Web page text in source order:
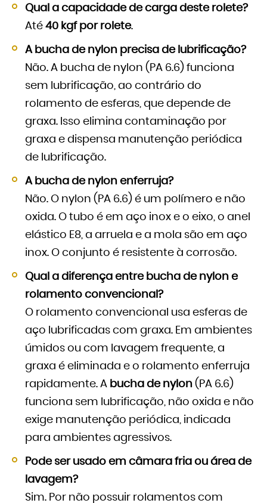
Qual a capacidade de carga deste rolete?
Até 40 kgf por rolete.
A bucha de nylon precisa de lubrificação?
Não. A bucha de nylon (PA 6.6) funciona
sem lubrificação, ao contrário do
rolamento de esferas, que depende de
graxa. Isso elimina contaminação por
graxa e dispensa manutenção periódica
de lubrificação.
A bucha de nylon enferruja?
Não. O nylon (PA 6.6) é um polímero e não
oxida. O tubo é em aço inox e o eixo, o anel
elástico E8, a arruela e a mola são em aço
inox. O conjunto é resistente à corrosão.
Qual a diferença entre bucha de nylon e
rolamento convencional?
O rolamento convencional usa esferas de
aço lubrificadas com graxa. Em ambientes
úmidos ou com lavagem frequente, a
graxa é eliminada e o rolamento enferruja
rapidamente. A bucha de nylon (PA 6.6)
funciona sem lubrificação, não oxida e não
exige manutenção periódica, indicada
para ambientes agressivos.
Pode ser usado em câmara fria ou área de
lavagem?
Sim. Por não possuir rolamentos com